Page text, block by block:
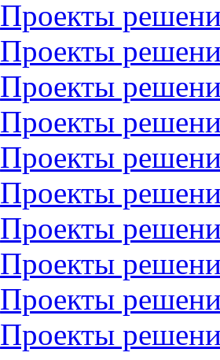
Проекты
Проекты
Проекты
Проекты
Проекты
Проекты
Проекты
Проекты
Проекты
Проекты